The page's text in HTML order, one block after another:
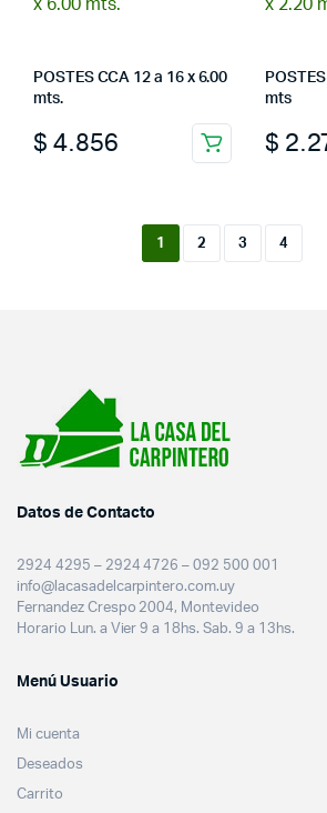
POSTES CCA 12 a 16 x 6.00
mts.
$ 4.856
mts
$
1 2 3 4
Datos de Contacto
2924 4295 – 2924 4726 – 092 500 001
info@lacasadelcarpintero.com.uy
Fernandez Crespo 2004, Montevideo
Horario Lun. a Vier 9 a 18hs. Sab. 9 a 13hs.
Menú Usuario
Mi cuenta
Deseados
Carrito